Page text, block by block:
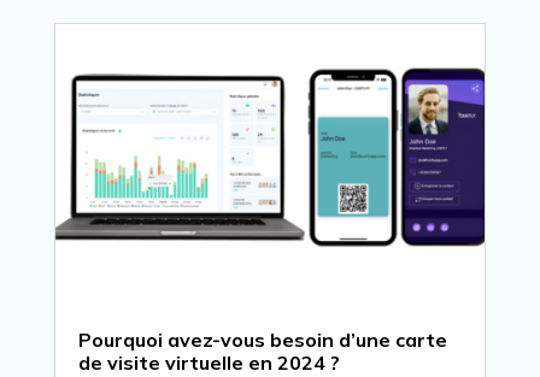
Pourquoi avez-vous besoin d’une carte
de visite virtuelle en 2024 ?